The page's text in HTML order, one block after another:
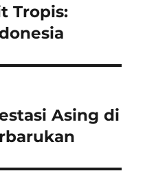
Tropis:
Asing di